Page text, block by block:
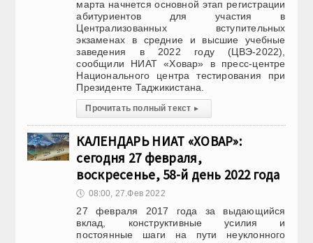
марта начнется основной этап регистрации
абитуриентов для участия в
Централизованных вступительных
экзаменах в средние и высшие учебные
заведения в 2022 году (ЦВЭ-2022),
сообщили НИАТ «Ховар» в пресс-центре
Национального центра тестирования при
Президенте Таджикистана.
Прочитать полный текст ▸
КАЛЕНДАРЬ НИАТ «ХОВАР»:
сегодня 27 февраля,
воскресенье, 58-й день 2022 года
🕔 08:00, 27.Фев 2022
27 февраля 2017 года за выдающийся
вклад, конструктивные усилия и
постоянные шаги на пути неуклонного